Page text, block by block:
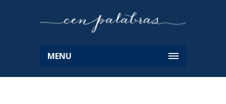
MENU